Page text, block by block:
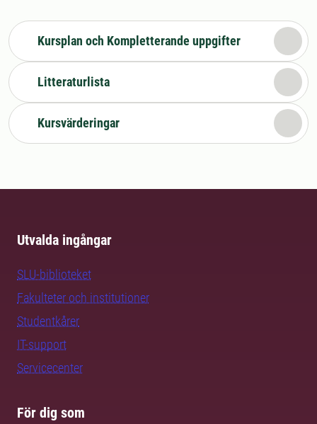
Kursplan och Kompletterande uppgifter
Litteraturlista
Kursvärderingar
Utvalda ingångar
SLU-biblioteket
Fakulteter och institutioner
Studentkårer
IT-support
Servicecenter
För dig som